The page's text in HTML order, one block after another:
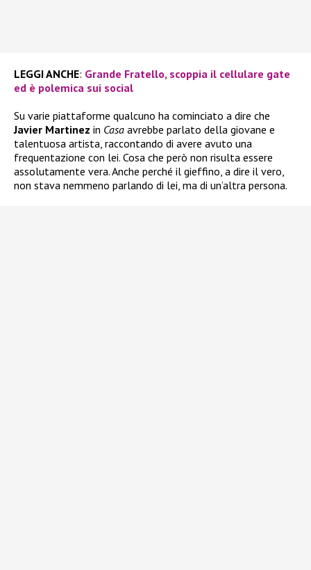
LEGGI ANCHE: Grande Fratello, scoppia il cellulare gate
ed è polemica sui social
Su varie piattaforme qualcuno ha cominciato a dire che
Javier Martinez in Casa avrebbe parlato della giovane e
talentuosa artista, raccontando di avere avuto una
frequentazione con lei. Cosa che però non risulta essere
assolutamente vera. Anche perché il gieffino, a dire il vero,
non stava nemmeno parlando di lei, ma di un’altra persona.